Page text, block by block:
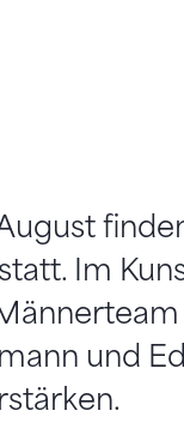
Im
und